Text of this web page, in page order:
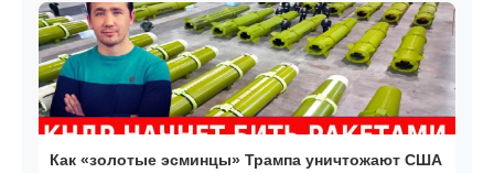
Как «золотые эсминцы» Трампа уничтожают США